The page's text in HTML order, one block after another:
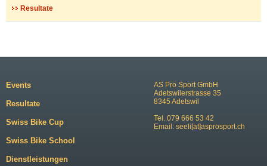
Resultate
AS Pro Sport GmbH
Adetswilerstrasse 35
8345 Adetswil
Tel. 079 666 53 42
Email: seeli[at]asprosport.ch
Events
Resultate
Swiss Bike Cup
Swiss Bike School
Dienstleistungen